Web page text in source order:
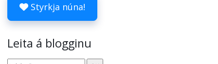
Styrkja núna!
Leita á blogginu